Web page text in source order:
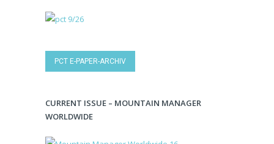
PCT E-PAPER-ARCHIV
CURRENT ISSUE – MOUNTAIN MANAGER
WORLDWIDE